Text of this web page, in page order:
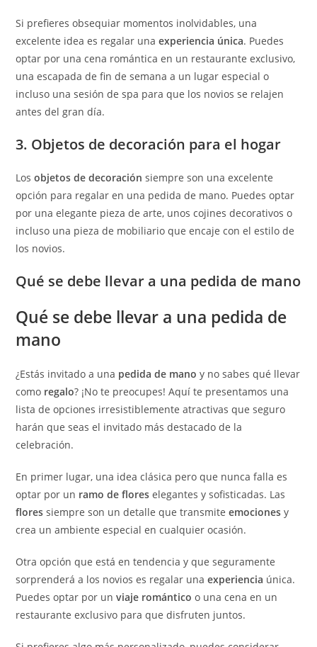
Si prefieres obsequiar momentos inolvidables, una
excelente idea es regalar unaexperiencia única. Puedes
optar por una cena romántica en un restaurante exclusivo,
una escapada de fin de semana a un lugar especial o
incluso una sesión de spa para que los novios se relajen
antes del gran día.
3. Objetos de decoración para el hogar
Losobjetos de decoración siempre son una excelente
opción para regalar en una pedida de mano. Puedes optar
por una elegante pieza de arte, unos cojines decorativos o
incluso una pieza de mobiliario que encaje con el estilo de
los novios.
Qué se debe llevar a una pedida de mano
Qué se debe llevar a una pedida de
mano
¿Estás invitado a una pedida de mano y no sabes qué llevar
como regalo? ¡No te preocupes! Aquí te presentamos una
lista de opciones irresistiblemente atractivas que seguro
harán que seas el invitado más destacado de la
celebración.
En primer lugar, una idea clásica pero que nunca falla es
optar por un ramo de flores elegantes y sofisticadas. Las
flores siempre son un detalle que transmiteemociones y
crea un ambiente especial en cualquier ocasión.
Otra opción que está en tendencia y que seguramente
sorprenderá a los novios es regalar unaexperiencia única.
Puedes optar por unviaje romántico o una cena en un
restaurante exclusivo para que disfruten juntos.